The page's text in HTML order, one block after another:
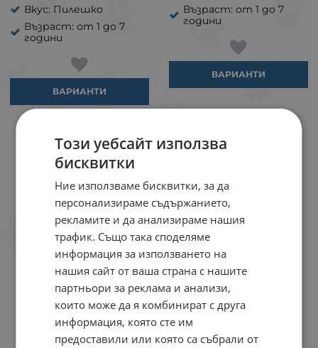
Вкус: Пилешко
Възраст: от 1 до 7
години
ВАРИАНТИ
Възраст: от 1 до 7
години
ВАРИАНТИ
Този уебсайт използва
бисквитки
Ние използваме бисквитки, за да
персонализираме съдържанието,
рекламите и да анализираме нашия
трафик. Също така споделяме
информация за използването на
нашия сайт от ваша страна с нашите
партньори за реклама и анализи,
които може да я комбинират с друга
информация, която сте им
предоставили или която са събрали от